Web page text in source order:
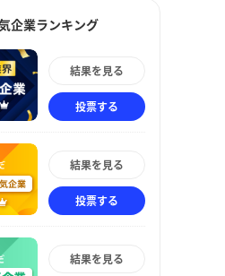
企業ランキング
結果を見る
投票する
結果を見る
投票する
結果を見る